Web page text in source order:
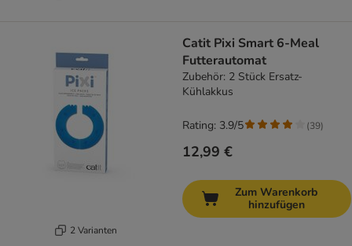
2 Varianten
Catit Pixi Smart 6-Meal
Futterautomat
Zubehör: 2 Stück Ersatz-
Kühlakkus
12,99 €
Rating: 3.9/5 (39)
Zum Warenkorb
hinzufügen